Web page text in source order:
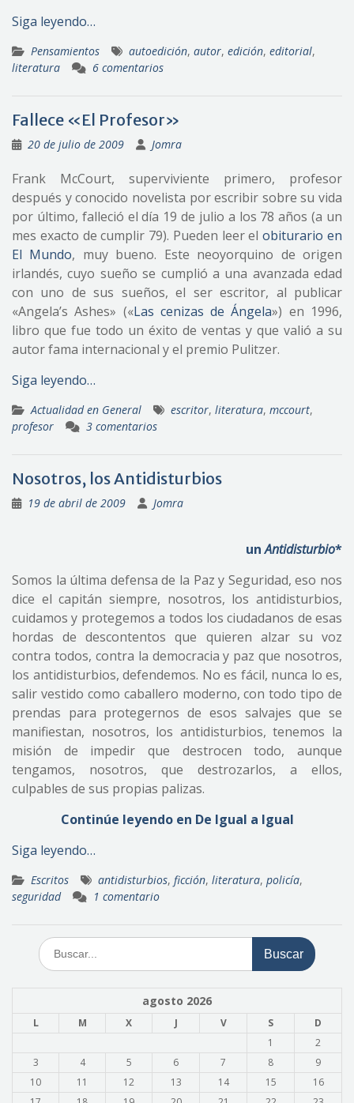
Siga leyendo…
Pensamientos autoedición, autor, edición, editorial,
literatura
6 comentarios
Fallece «El Profesor»
20 de julio de 2009 Jomra
Frank McCourt, superviviente primero, profesor
después y conocido novelista por escribir sobre su vida
por último, falleció el día 19 de julio a los 78 años (a un
mes exacto de cumplir 79). Pueden leer elobiturario en
El Mundo, muy bueno. Este neoyorquino de origen
irlandés, cuyo sueño se cumplió a una avanzada edad
con uno de sus sueños, el ser escritor, al publicar
«Angela’s Ashes» («Las cenizas de Ángela») en 1996,
libro que fue todo un éxito de ventas y que valió a su
autor fama internacional y el premio Pulitzer.
Siga leyendo…
Actualidad en General escritor, literatura, mccourt,
profesor
3 comentarios
Nosotros, los Antidisturbios
19 de abril de 2009 Jomra
unAntidisturbio*
Somos la última defensa de la Paz y Seguridad, eso nos
dice el capitán siempre, nosotros, los antidisturbios,
cuidamos y protegemos a todos los ciudadanos de esas
hordas de descontentos que quieren alzar su voz
contra todos, contra la democracia y paz que nosotros,
los antidisturbios, defendemos. No es fácil, nunca lo es,
salir vestido como caballero moderno, con todo tipo de
prendas para protegernos de esos salvajes que se
manifiestan, nosotros, los antidisturbios, tenemos la
misión de impedir que destrocen todo, aunque
tengamos, nosotros, que destrozarlos, a ellos,
culpables de sus propias palizas.
Continúe leyendo en De Igual a Igual
Siga leyendo…
Escritos antidisturbios, ficción, literatura, policía,
seguridad
1 comentario
Buscar:
agosto 2026
L M X J V S
D
1
2
3
4 5 6 7 8
9
10
11 12 13 14 15
16